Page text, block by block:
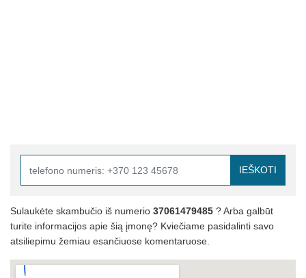
IEŠKOTI
Sulaukėte skambučio iš numerio 37061479485 ? Arba galbūt
turite informacijos apie šią įmonę? Kviečiame pasidalinti savo
atsiliepimu žemiau esančiuose komentaruose.